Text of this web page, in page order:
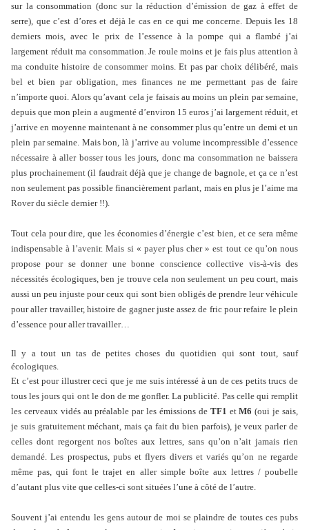
sur la consommation (donc sur la réduction d’émission de gaz à effet de
serre), que c’est d’ores et déjà le cas en ce qui me concerne. Depuis les 18
derniers mois, avec le prix de l’essence à la pompe qui a flambé j’ai
largement réduit ma consommation. Je roule moins et je fais plus attention à
ma conduite histoire de consommer moins. Et pas par choix délibéré, mais
bel et bien par obligation, mes finances ne me permettant pas de faire
n’importe quoi. Alors qu’avant cela je faisais au moins un plein par semaine,
depuis que mon plein a augmenté d’environ 15 euros j’ai largement réduit, et
j’arrive en moyenne maintenant à ne consommer plus qu’entre un demi et un
plein par semaine. Mais bon, là j’arrive au volume incompressible d’essence
nécessaire à aller bosser tous les jours, donc ma consommation ne baissera
plus prochainement (il faudrait déjà que je change de bagnole, et ça ce n’est
non seulement pas possible financièrement parlant, mais en plus je l’aime ma
Rover du siècle dernier !!).
Tout cela pour dire, que les économies d’énergie c’est bien, et ce sera même
indispensable à l’avenir. Mais si « payer plus cher » est tout ce qu’on nous
propose pour se donner une bonne conscience collective vis-à-vis des
nécessités écologiques, ben je trouve cela non seulement un peu court, mais
aussi un peu injuste pour ceux qui sont bien obligés de prendre leur véhicule
pour aller travailler, histoire de gagner juste assez de fric pour refaire le plein
d’essence pour aller travailler…
Il y a tout un tas de petites choses du quotidien qui sont tout, sauf
écologiques.
Et c’est pour illustrer ceci que je me suis intéressé à un de ces petits trucs de
tous les jours qui ont le don de me gonfler. La publicité. Pas celle qui remplit
les cerveaux vidés au préalable par les émissions de TF1 etM6 (oui je sais,
je suis gratuitement méchant, mais ça fait du bien parfois), je veux parler de
celles dont regorgent nos boîtes aux lettres, sans qu’on n’ait jamais rien
demandé. Les prospectus, pubs et flyers divers et variés qu’on ne regarde
même pas, qui font le trajet en aller simple boîte aux lettres / poubelle
d’autant plus vite que celles-ci sont situées l’une à côté de l’autre.
Souvent j’ai entendu les gens autour de moi se plaindre de toutes ces pubs